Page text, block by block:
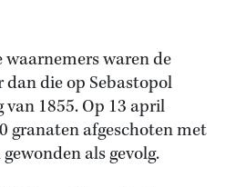
waren de
die op Sebastopol
1855. Op 13 april
granaten afgeschoten met
als gevolg.